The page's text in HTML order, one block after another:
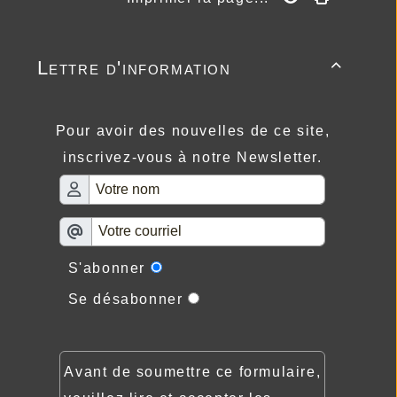

Lettre d'information
Pour avoir des nouvelles de ce site,
inscrivez-vous à notre Newsletter.
S'abonner
Se désabonner
Avant de soumettre ce formulaire,